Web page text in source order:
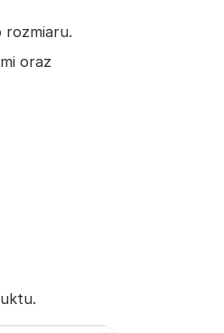
rozmiaru.
oraz